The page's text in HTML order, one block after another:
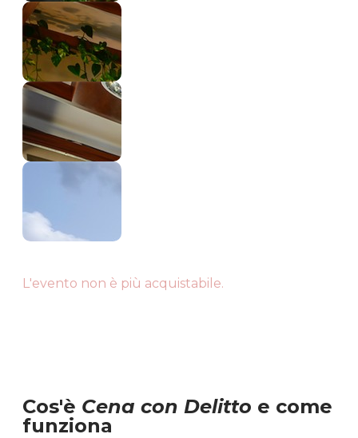
L'evento non è più acquistabile.
Cos'è Cena con Delitto e come
funziona